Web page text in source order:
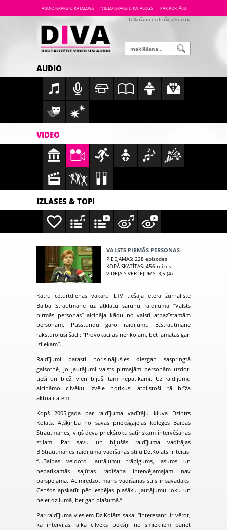
AUDIO IERAKSTU KATALOGS VIDEO IERAKSTU KATALOGS PAR PORTĀLU
Tulkošanu nodrošina Hugo.lv
AUDIO
VIDEO
IZLASES & TOPI
VALSTS PIRMĀS PERSONAS
PIEEJAMAS: 228 epizodes
KOPĀ SKATĪTAS: 456 reizes
VIDĒJAIS VĒRTĒJUMS: 3,5 (4)
Katru ceturtdienas vakaru LTV tiešajā ēterā žurnāliste
Baiba Strautmane uz atklātu sarunu raidījumā “Valsts
pirmās personas” aicināja kādu no valstī atpazīstamām
personām. Pusstundu garo raidījumu B.Strautmane
raksturojusi šādi: “Provokācijas nerīkojam, bet lamatas gan
izliekam”.
Raidījumi parasti norisinājušies diezgan saspringtā
gaisotnē, jo jautājumi valsts pirmajām personām uzdoti
tieši un bieži vien bijuši tām nepatīkami. Uz raidījumu
aicināmo cilvēku izvēle notikusi atbilstoši tā brīža
aktualitātēm.
Kopš 2005.gada par raidījuma vadītāju kļuva Dzintrs
Kolāts. Atšķirībā no savas priekšgājējas kolēģes Baibas
Strautmanes, viņš deva priekšroku satīriskam intervēšanas
stilam. Par savu un bijušās raidījuma vadītājas
B.Strautmanes raidījuma vadīšanas stilu Dz.Kolāts ir teicis:
“...Baibas veidoto jautājumu trāpīgums, asums un
nepatīkamās sajūtas radīšana intervējamajam nav
pārspējama. Acīmredzot mans vadīšanas stils ir savādāks.
Cenšos apskatīt pēc iespējas plašāku jautājumu loku un
neiet dziļumā, bet gan plašumā.”
Par raidījuma viesiem Dz.Kolāts saka: “Interesanti ir vērot,
kā intervijas laikā cilvēks pēkšņi no smiekliem pāriet